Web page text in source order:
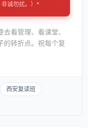
诚勿扰。）*
看管理、看课堂、
的转折点。祝每个复
西安复读班